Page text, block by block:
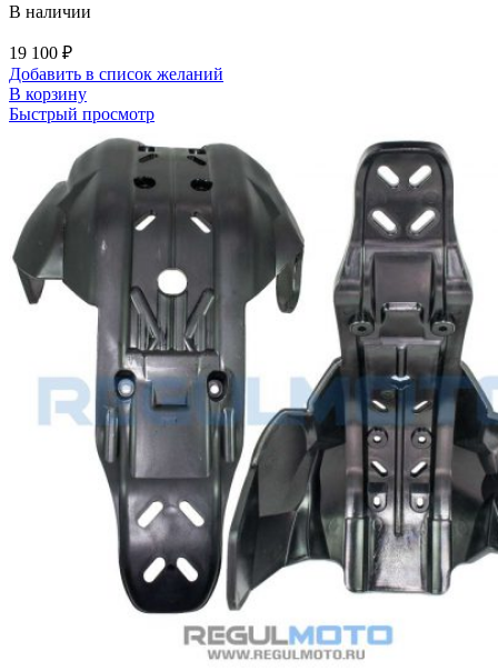
В наличии
19 100 ₽
Добавить в список желаний
В корзину
Быстрый просмотр